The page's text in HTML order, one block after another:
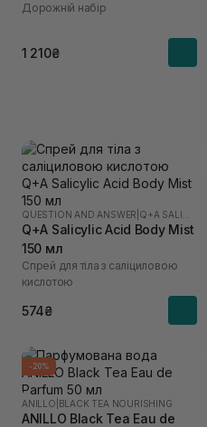
Дорожній набір
1 210₴
QUESTION AND ANSWER
Q+A Salicylic Acid Body Mist
150 мл
Спрей для тіла з саліциловою
кислотою
574₴
-20%
ANILLO BLACK TEA NOURISHING
ANILLO Black Tea Eau de